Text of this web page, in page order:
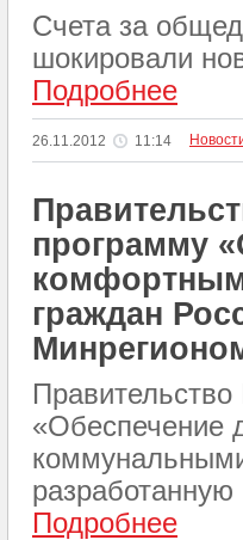
Счета за
шокировали
Подробнее
26.11.2012 11:14
программу
граждан
«Обеспечение
Подробнее